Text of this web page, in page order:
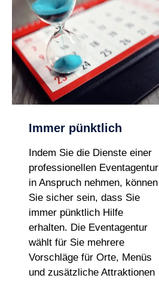
Immer pünktlich
Indem Sie die Dienste einer
professionellen Eventagentur
in Anspruch nehmen, können
Sie sicher sein, dass Sie
immer pünktlich Hilfe
erhalten. Die Eventagentur
wählt für Sie mehrere
Vorschläge für Orte, Menüs
und zusätzliche Attraktionen